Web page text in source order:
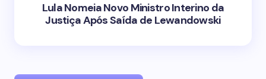
Lula Nomeia Novo Ministro Interino da
Justiça Após Saída de Lewandowski